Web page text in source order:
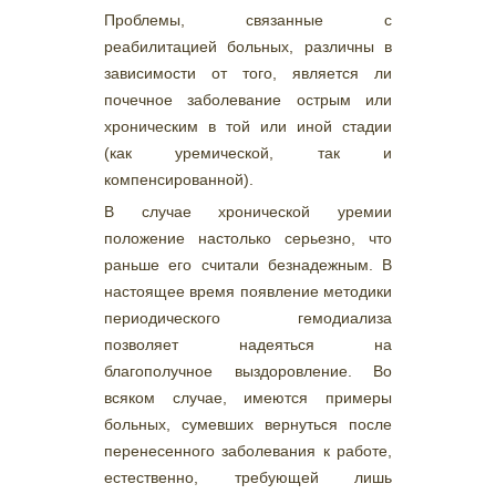
Проблемы, связанные с
реабилитацией больных, различны в
зависимости от того, является ли
почечное заболевание острым или
хроническим в той или иной стадии
(как уремической, так и
компенсированной).
В случае хронической уремии
положение настолько серьезно, что
раньше его считали безнадежным. В
настоящее время появление методики
периодического гемодиализа
позволяет надеяться на
благополучное выздоровление. Во
всяком случае, имеются примеры
больных, сумевших вернуться после
перенесенного заболевания к работе,
естественно, требующей лишь